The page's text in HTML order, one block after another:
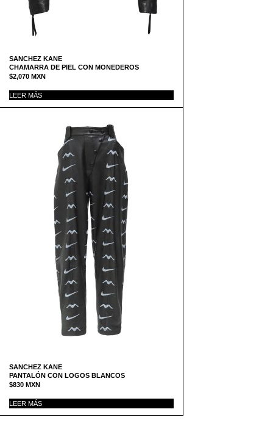
SANCHEZ KANE
CHAMARRA DE PIEL CON MONEDEROS
$2,070 MXN
LEER MÁS
SANCHEZ KANE
PANTALÓN CON LOGOS BLANCOS
$830 MXN
LEER MÁS